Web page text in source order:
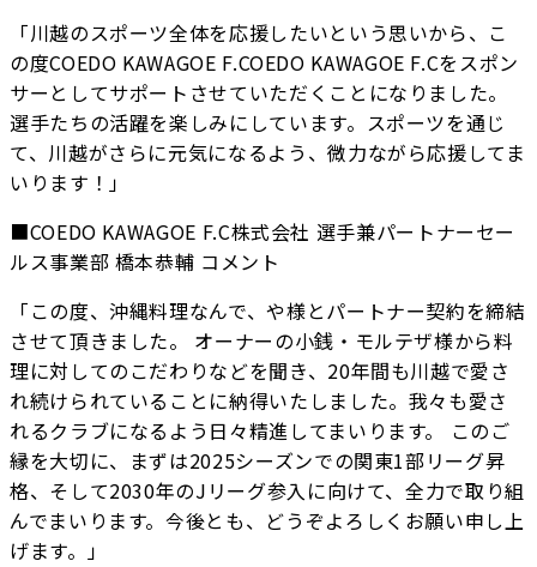
「川越のスポーツ全体を応援したいという思いから、こ
の度COEDO KAWAGOE F.COEDO KAWAGOE F.Cをスポン
サーとしてサポートさせていただくことになりました。
選手たちの活躍を楽しみにしています。スポーツを通じ
て、川越がさらに元気になるよう、微力ながら応援してま
いります！」
■COEDO KAWAGOE F.C株式会社 選手兼パートナーセー
ルス事業部 橋本恭輔 コメント
「この度、沖縄料理なんで、や様とパートナー契約を締結
させて頂きました。 オーナーの小銭・モルテザ様から料
理に対してのこだわりなどを聞き、20年間も川越で愛さ
れ続けられていることに納得いたしました。我々も愛さ
れるクラブになるよう日々精進してまいります。 このご
縁を大切に、まずは2025シーズンでの関東1部リーグ昇
格、そして2030年のJリーグ参入に向けて、全力で取り組
んでまいります。今後とも、どうぞよろしくお願い申し上
げます。」